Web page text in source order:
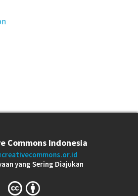
Commons Indonesia
yang Sering Diajukan